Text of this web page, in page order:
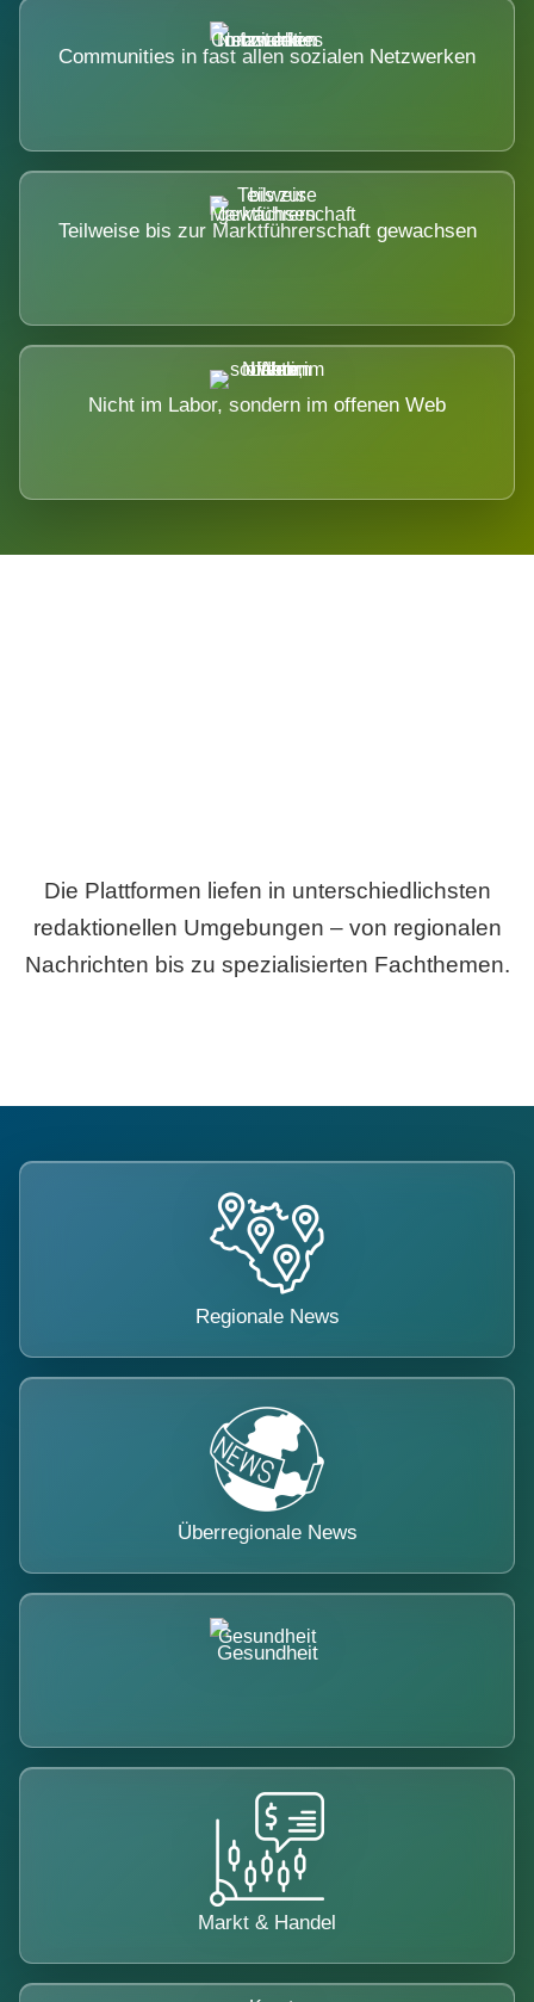
Communities in fast allen sozialen Netzwerken
Teilweise bis zur Marktführerschaft gewachsen
Nicht im Labor, sondern im offenen Web
Die Plattformen liefen in unterschiedlichsten
redaktionellen Umgebungen – von regionalen
Nachrichten bis zu spezialisierten Fachthemen.
Regionale News
Überregionale News
Gesundheit
Markt & Handel